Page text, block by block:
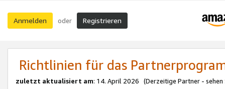
Anmelden oder Registrieren
Richtlinien für das
zuletzt aktualisiert am: 14. April 2026 (Derzeitige Partner - sehen